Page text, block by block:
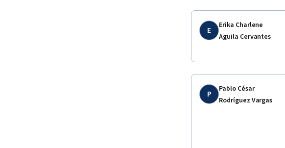
E
Erika Charlene
Aguila Cervantes
P
Pablo César
Rodríguez Vargas